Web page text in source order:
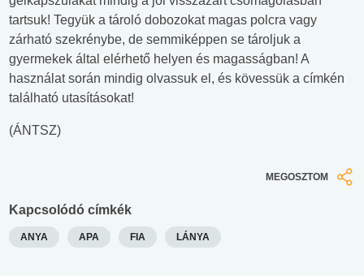
tartsuk! Tegyük a tároló dobozokat magas polcra vagy
zárható szekrénybe, de semmiképpen se tároljuk a
gyermekek által elérhető helyen és magasságban! A
használat során mindig olvassuk el, és kövessük a címkén
található utasításokat!
(ÁNTSZ)
MEGOSZTOM
Kapcsolódó címkék
ANYA APA FIA LÁNYA